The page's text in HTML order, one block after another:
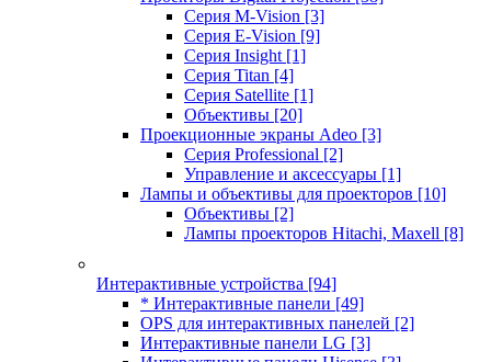
Серия M-Vision [3]
Серия E-Vision [9]
Серия Insight [1]
Серия Titan [4]
Серия Satellite [1]
Объективы [20]
Проекционные экраны Adeo [3]
Серия Professional [2]
Управление и аксессуары [1]
Лампы и объективы для проекторов [10]
Объективы [2]
Лампы проекторов Hitachi, Maxell [8]
Интерактивные устройства [94]
* Интерактивные панели [49]
OPS для интерактивных панелей [2]
Интерактивные панели LG [3]